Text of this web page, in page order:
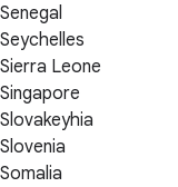
Senegal
Seychelles
Sierra Leone
Singapore
Slovakeyhia
Slovenia
Somalia